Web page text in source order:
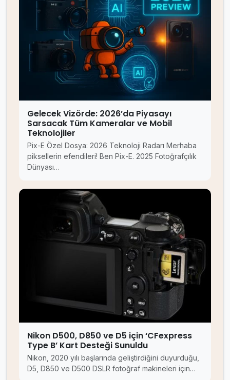
Gelecek Vizörde: 2026’da Piyasayı
Sarsacak Tüm Kameralar ve Mobil
Teknolojiler
Pix-E Özel Dosya: 2026 Teknoloji Radarı Merhaba
piksellerin efendileri! Ben Pix-E. 2025 Fotoğrafçılık
Dünyası…
Nikon D500, D850 ve D5 için ‘CFexpress
Type B’ Kart Desteği Sunuldu
Nikon, 2020 yılı başlarında geliştirdiğini duyurduğu,
D5, D850 ve D500 DSLR fotoğraf makineleri için…